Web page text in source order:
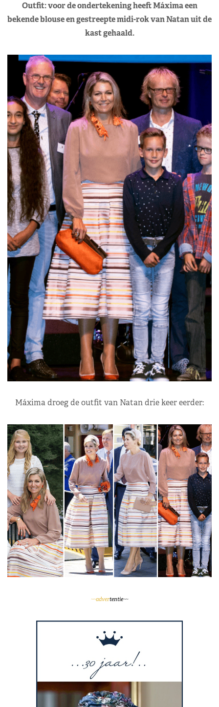
Outfit: voor de ondertekening heeft Máxima een
bekende blouse en gestreepte midi-rok van Natan uit de
kast gehaald.
Máxima droeg de outfit van Natan drie keer eerder:
~~advertentie~~